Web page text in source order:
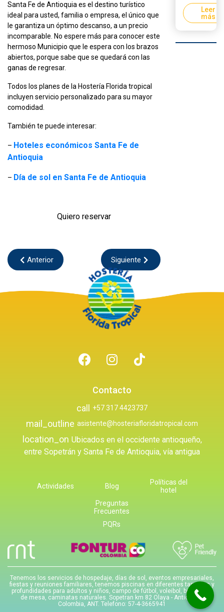
Santa Fe de Antioquia es el destino turístico
ideal para usted, familia o empresa, el único que
le garantiza un óptimo descanso, a un precio
incomparable. No espere más para conocer este
hermoso Municipio que le espera con los brazos
abiertos, porque sabe que se quedará con las
ganas de regresar.
Todos los planes de la Hostería Florida tropical
incluyen servicio personalizado para su mayor
comodidad.
También te puede interesar:
– Hoteles económicos Santa Fe de
Antioquia
– Día de sol en Santa Fe de Antioquia
Quiero reservar
Anterior Siguiente
Leer
más
Contacto
call
+57 317 4423737
mail_outline asistente@hosteriafloridatropical.com
location_on Ubicados en el occidente antioqueño,
entre Sopetrán y Santa Fe de Antioquia, vía antigua
Actividades Blog
Políticas del
hotel
Preguntas
Frecuentes
PQRs
Tenemos los servicios de hospedaje, días de sol, eventos empresariales,
fiestas y reuniones familiares, tenemos piscinas en diferentes tamaños y
profundidades para adultos y niños, campo de fútbol, voleibol, billar, tenis
de mesa, caminatas naturales. Sopetran km 82 Olaya - Antioquia -
Colombia, ANT. Telefono: 57-4-3665941